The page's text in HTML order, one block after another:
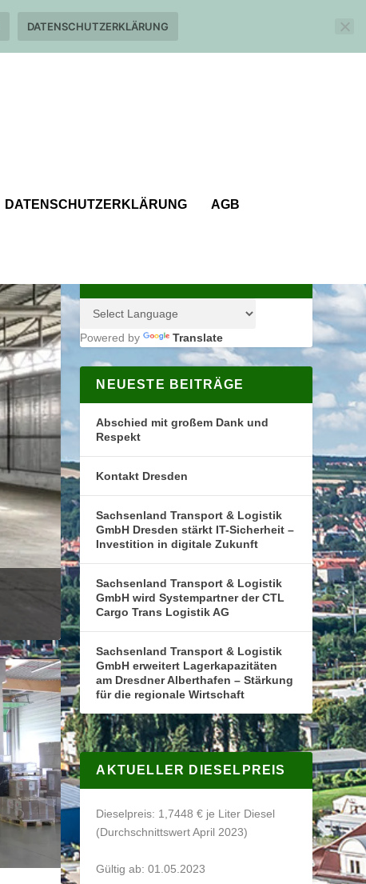
DATENSCHUTZERKLÄRUNG AGB
Powered by Translate
NEUESTE BEITRÄGE
Abschied mit großem Dank und
Respekt
Kontakt Dresden
Sachsenland Transport & Logistik
GmbH Dresden stärkt IT-Sicherheit –
Investition in digitale Zukunft
Sachsenland Transport & Logistik
GmbH wird Systempartner der CTL
Cargo Trans Logistik AG
Sachsenland Transport & Logistik
GmbH erweitert Lagerkapazitäten
am Dresdner Alberthafen – Stärkung
für die regionale Wirtschaft
AKTUELLER DIESELPREIS
Dieselpreis: 1,7448 € je Liter Diesel
(Durchschnittswert April 2023)
Gültig ab: 01.05.2023
DATENSCHUTZERKLÄRUNG